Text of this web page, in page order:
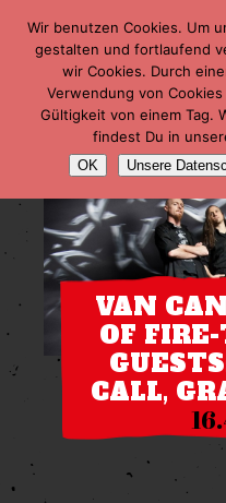
VAN
OF
CALL,
Wir benutzen Cookies. Um
gestalten und fortlaufend
wir Cookies. Durch
Verwendung von
Gültigkeit von einem Tag.
findest Du in
OK Unsere